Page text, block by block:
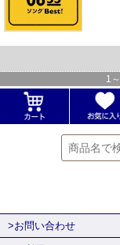
1 ～
>お問い合わせ